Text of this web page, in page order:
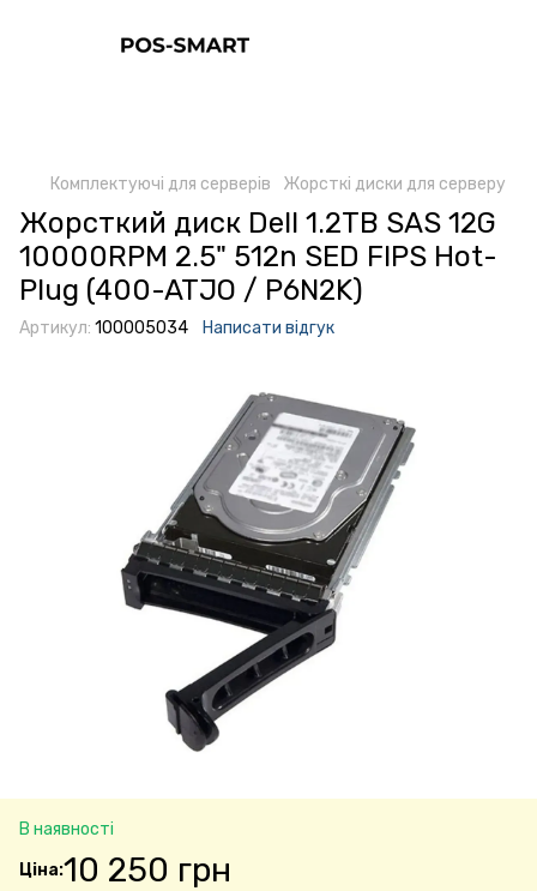
Комплектуючі для серверів Жорсткі диски для серверу
Жорсткий диск Dell 1.2TB SAS 12G
10000RPM 2.5" 512n SED FIPS Hot-
Plug (400-ATJO / P6N2K)
Артикул: 100005034 Написати відгук
В наявності
10 250 грн